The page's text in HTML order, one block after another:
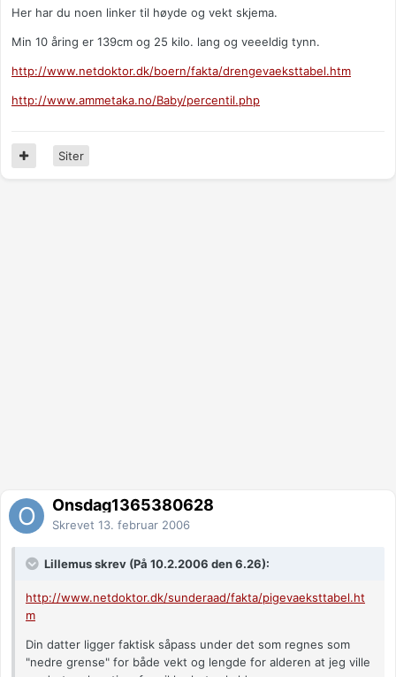
Her har du noen linker til høyde og vekt skjema.
Min 10 åring er 139cm og 25 kilo. lang og veeeldig tynn.
http://www.netdoktor.dk/boern/fakta/drengevaeksttabel.htm
http://www.ammetaka.no/Baby/percentil.php
Siter
Onsdag1365380628
Skrevet 13. februar 2006
Lillemus skrev (På 10.2.2006 den 6.26):
http://www.netdoktor.dk/sunderaad/fakta/pigevaeksttabel.ht
m
Din datter ligger faktisk såpass under det som regnes som
"nedre grense" for både vekt og lengde for alderen at jeg ville